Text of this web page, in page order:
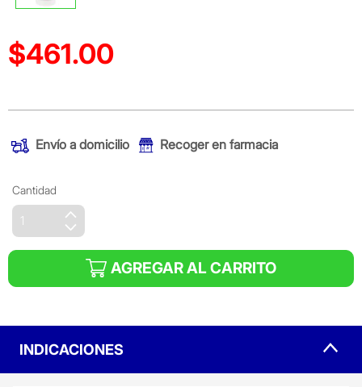
Precio reducido de
$461.00
Envío a domicilio Recoger en farmacia
Cantidad
AGREGAR AL CARRITO
INDICACIONES